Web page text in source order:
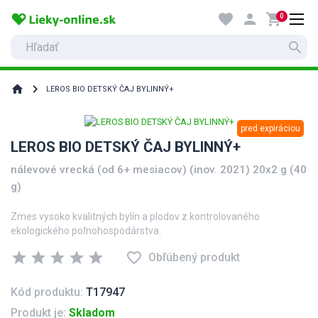
search
favorite person shopping_cart0
home LEROS BIO DETSKÝ ČAJ BYLINNÝ+
pred expiráciou
LEROS BIO DETSKÝ ČAJ BYLINNÝ+
nálevové vrecká (od 6+ mesiacov) (inov. 2021) 20x2 g (40
g)
Zmes vysoko kvalitných bylín a plodov z kontrolovaného
ekologického poľnohospodárstva.
star star star star star favorite_border Obľúbený produkt
Kód produktu: T17947
Produkt je: Skladom